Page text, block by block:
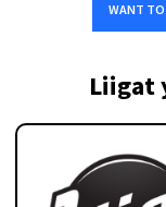
WANT TO
Liigat